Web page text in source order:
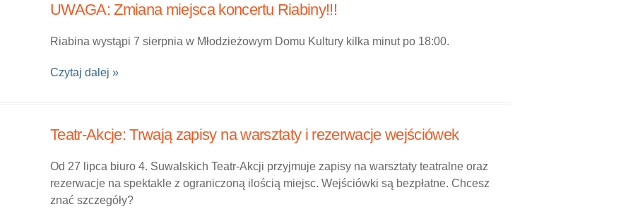
UWAGA: Zmiana miejsca koncertu Riabiny!!!
Riabina wystąpi 7 sierpnia w Młodzieżowym Domu Kultury kilka minut po 18:00.
Czytaj dalej »
Teatr-Akcje: Trwają zapisy na warsztaty i rezerwacje wejściówek
Od 27 lipca biuro 4. Suwalskich Teatr-Akcji przyjmuje zapisy na warsztaty teatralne oraz
rezerwacje na spektakle z ograniczoną ilością miejsc. Wejściówki są bezpłatne. Chcesz
znać szczegóły?